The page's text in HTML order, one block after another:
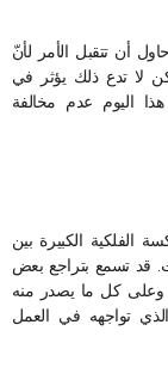
أن تتقبل الأمر لأنّ
لا تدع ذلك يؤثر في
اليوم عدم مخالفة
الفلكية الكبيرة بين
قد تسمع بتراجع بعض
كل ما يصدر منه
تواجهه في العمل